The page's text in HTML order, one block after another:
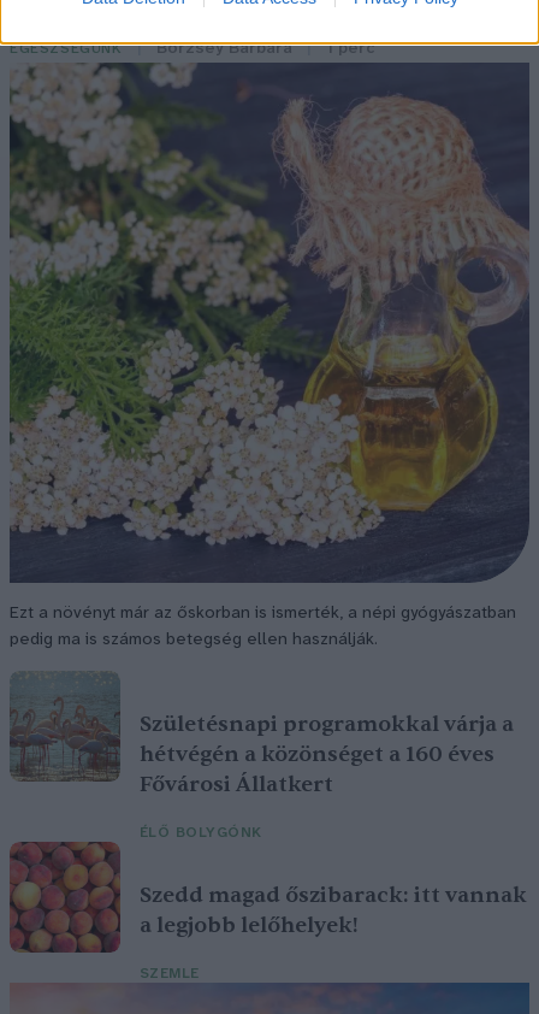
ismert gyógynövény
EGÉSZSÉGÜNK Börzsey Barbara 1 perc
Ezt a növényt már az őskorban is ismerték, a népi gyógyászatban
pedig ma is számos betegség ellen használják.
Születésnapi programokkal várja a
hétvégén a közönséget a 160 éves
Fővárosi Állatkert
ÉLŐ BOLYGÓNK
Szedd magad őszibarack: itt vannak
a legjobb lelőhelyek!
SZEMLE